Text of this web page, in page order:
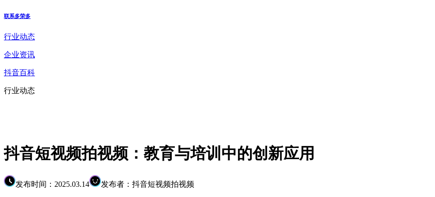
联系多荣多
行业动态
企业资讯
抖音百科
行业动态
抖音短视频拍视频：教育与培训中的创新应用
发布时间：2025.03.14 发布者：抖音短视频拍视频